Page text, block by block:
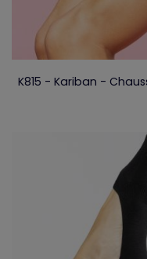
K815 - Kariban -